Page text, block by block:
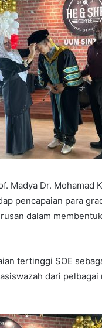
Madya Dr. Mohamad
pencapaian para
dalam
tertinggi SOE
dari